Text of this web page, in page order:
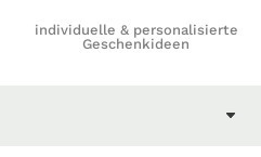
individuelle & personalisierte
Geschenkideen